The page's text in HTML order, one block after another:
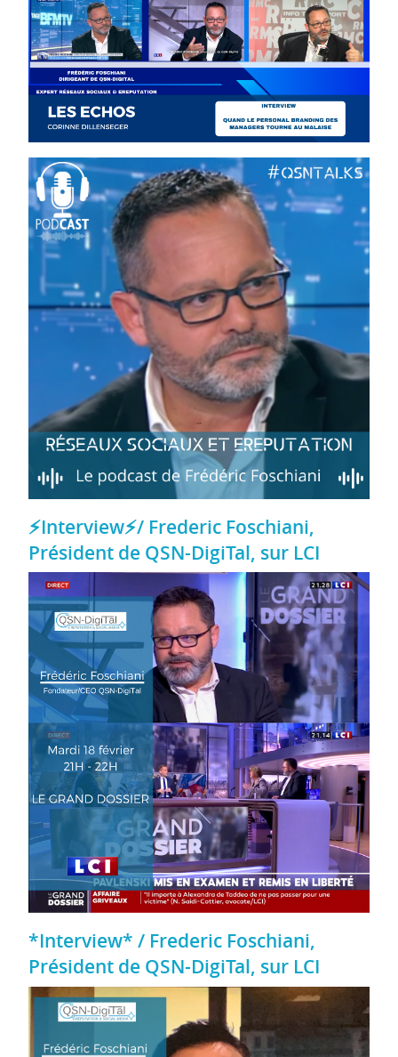
⚡Interview⚡/ Frederic Foschiani,
Président de QSN-DigiTal, sur LCI
*Interview* / Frederic Foschiani,
Président de QSN-DigiTal, sur LCI